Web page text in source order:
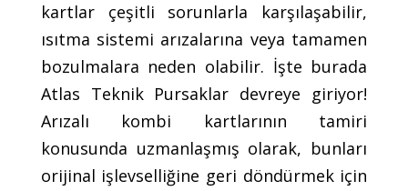
kartlar çeşitli sorunlarla karşılaşabilir,
ısıtma sistemi arızalarına veya tamamen
bozulmalara neden olabilir. İşte burada
Atlas Teknik Pursaklar devreye giriyor!
Arızalı kombi kartlarının tamiri
konusunda uzmanlaşmış olarak, bunları
orijinal işlevselliğine geri döndürmek için